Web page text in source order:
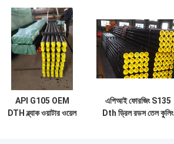
API G105 OEM
DTH ব্ল্যাক ওয়াটার ওয়েল
এপিআই ফোরজিং S135
Dth ড্রিল রডস তেল কুলিং